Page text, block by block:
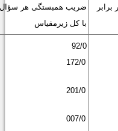
ضریب همبستگی هر سؤال
با کل زیرمقیاس
92/0
172/0
201/0
007/0